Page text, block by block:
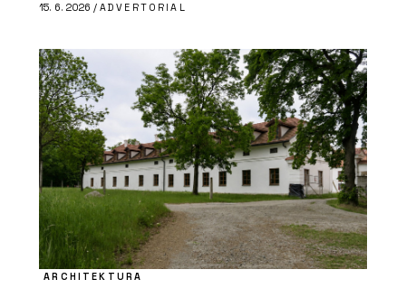
15. 6. 2026 / ADVERTORIAL
ARCHITEKTURA